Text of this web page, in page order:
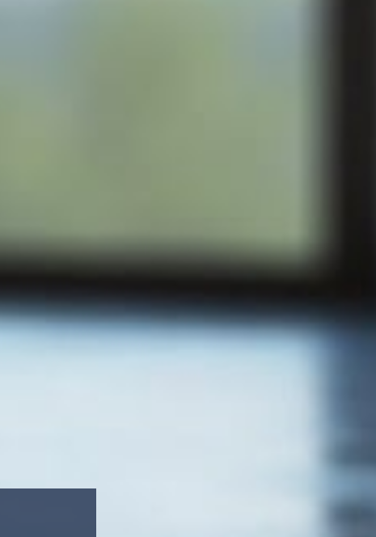
RIGOLĂ DE